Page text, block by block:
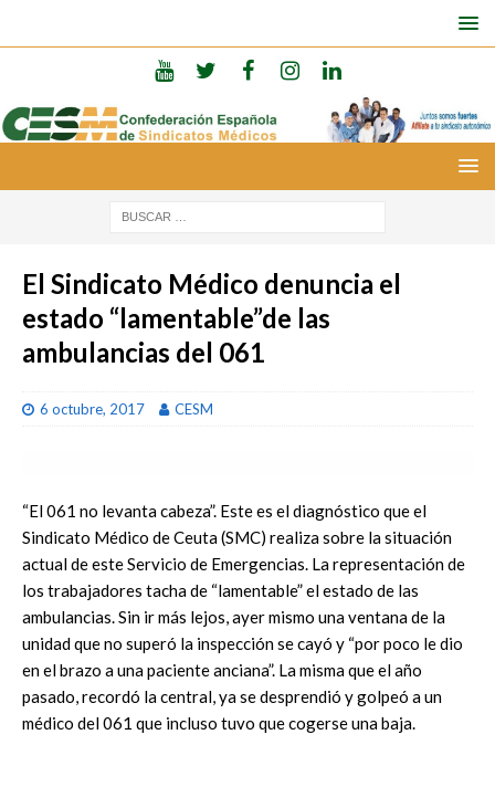
El Sindicato Médico denuncia el
estado “lamentable”de las
ambulancias del 061
6 octubre, 2017 CESM
“El 061 no levanta cabeza”. Este es el diagnóstico que el
Sindicato Médico de Ceuta (SMC) realiza sobre la situación
actual de este Servicio de Emergencias. La representación de
los trabajadores tacha de “lamentable” el estado de las
ambulancias. Sin ir más lejos, ayer mismo una ventana de la
unidad que no superó la inspección se cayó y “por poco le dio
en el brazo a una paciente anciana”. La misma que el año
pasado, recordó la central, ya se desprendió y golpeó a un
médico del 061 que incluso tuvo que cogerse una baja.